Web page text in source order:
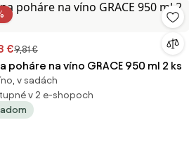
€9,81 €
poháre na víno GRACE 950 ml 2 ks
v sadách
v 2 e-shopoch